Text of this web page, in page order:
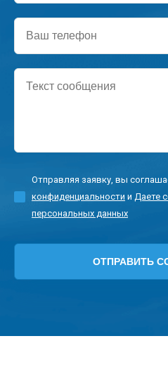
телефон
сообщения
Отправляя заявку, вы
конфиденциальности и Даете
персональных данных